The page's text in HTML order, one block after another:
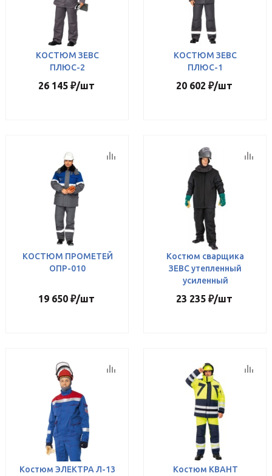
КОСТЮМ ЗЕВС
ПЛЮС-2
26 145₽/шт
КОСТЮМ ЗЕВС
ПЛЮС-1
20 602 ₽/шт
КОСТЮМ ПРОМЕТЕЙ
ОПР-010
19 650₽/шт
Костюм сварщика
ЗЕВС утепленный
усиленный
23 235₽/шт
Костюм ЭЛЕКТРА Л-13
Костюм КВАНТ